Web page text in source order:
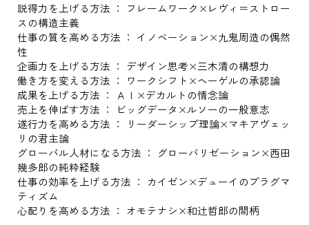
説得力を上げる方法 ： フレームワーク×レヴィ＝ストロー
スの構造主義
仕事の質を高める方法 ： イノベーション×九鬼周造の偶然
性
企画力を上げる方法 ： デザイン思考×三木清の構想力
働き方を変える方法 ： ワークシフト×ヘーゲルの承認論
成果を上げる方法 ： ＡＩ×デカルトの情念論
売上を伸ばす方法 ： ビッグデータ×ルソーの一般意志
遂行力を高める方法 ： リーダーシップ理論×マキアヴェッ
リの君主論
グローバル人材になる方法 ： グローバリゼーション×西田
幾多郎の純粋経験
仕事の効率を上げる方法 ： カイゼン×デューイのプラグマ
ティズム
心配りを高める方法 ： オモテナシ×和辻哲郎の間柄